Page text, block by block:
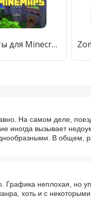
Карты для Minecraft PE
На самом деле,
иногда вызывает
В общем,
Графика неплохая, но
хоть и с некоторыми